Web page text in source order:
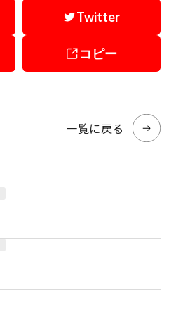
Twitter
コピー
一覧に戻る